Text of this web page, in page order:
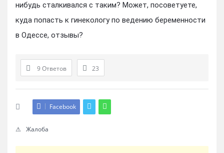
нибудь сталкивался с таким? Может, посоветуете,
куда попасть к гинекологу по ведению беременности
в Одессе, отзывы?
9 Ответов 23
Facebook
Жалоба